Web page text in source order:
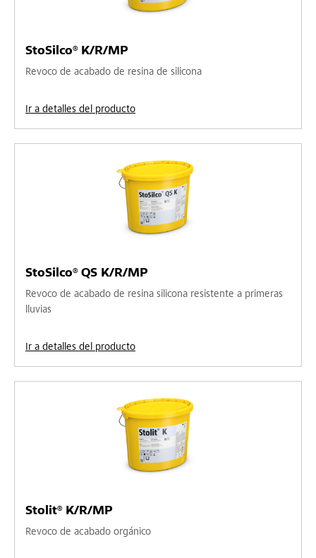
StoSilco® K/R/MP
Revoco de acabado de resina de silicona
Ir a detalles del producto
StoSilco® QS K/R/MP
Revoco de acabado de resina silicona resistente a primeras
lluvias
Ir a detalles del producto
Stolit® K/R/MP
Revoco de acabado orgánico